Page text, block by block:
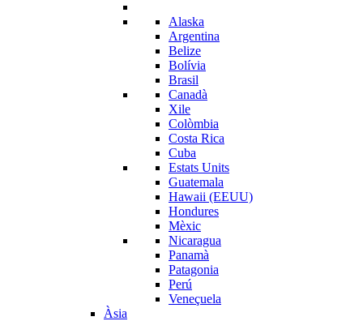
Alaska
Argentina
Belize
Bolívia
Brasil
Canadà
Xile
Colòmbia
Costa Rica
Cuba
Estats Units
Guatemala
Hawaii (EEUU)
Hondures
Mèxic
Nicaragua
Panamà
Patagonia
Perú
Veneçuela
Àsia